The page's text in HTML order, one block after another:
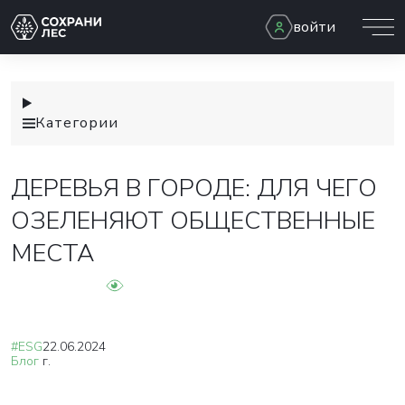
войти
Категории
ДЕРЕВЬЯ В ГОРОДЕ: ДЛЯ ЧЕГО
ОЗЕЛЕНЯЮТ ОБЩЕСТВЕННЫЕ
МЕСТА
#ESG
Блог
22.06.2024
г.